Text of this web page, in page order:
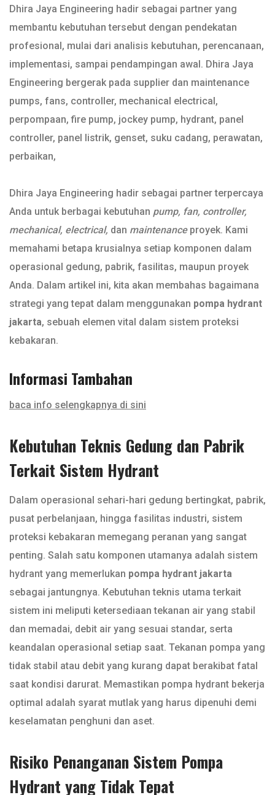
Dhira Jaya Engineering hadir sebagai partner yang
membantu kebutuhan tersebut dengan pendekatan
profesional, mulai dari analisis kebutuhan, perencanaan,
implementasi, sampai pendampingan awal. Dhira Jaya
Engineering bergerak pada supplier dan maintenance
pumps, fans, controller, mechanical electrical,
perpompaan, fire pump, jockey pump, hydrant, panel
controller, panel listrik, genset, suku cadang, perawatan,
perbaikan,
Dhira Jaya Engineering hadir sebagai partner terpercaya
Anda untuk berbagai kebutuhan pump, fan, controller,
mechanical, electrical, dan maintenance proyek. Kami
memahami betapa krusialnya setiap komponen dalam
operasional gedung, pabrik, fasilitas, maupun proyek
Anda. Dalam artikel ini, kita akan membahas bagaimana
strategi yang tepat dalam menggunakan pompa hydrant
jakarta, sebuah elemen vital dalam sistem proteksi
kebakaran.
Informasi Tambahan
baca info selengkapnya di sini
Kebutuhan Teknis Gedung dan Pabrik
Terkait Sistem Hydrant
Dalam operasional sehari-hari gedung bertingkat, pabrik,
pusat perbelanjaan, hingga fasilitas industri, sistem
proteksi kebakaran memegang peranan yang sangat
penting. Salah satu komponen utamanya adalah sistem
hydrant yang memerlukan pompa hydrant jakarta
sebagai jantungnya. Kebutuhan teknis utama terkait
sistem ini meliputi ketersediaan tekanan air yang stabil
dan memadai, debit air yang sesuai standar, serta
keandalan operasional setiap saat. Tekanan pompa yang
tidak stabil atau debit yang kurang dapat berakibat fatal
saat kondisi darurat. Memastikan pompa hydrant bekerja
optimal adalah syarat mutlak yang harus dipenuhi demi
keselamatan penghuni dan aset.
Risiko Penanganan Sistem Pompa
Hydrant yang Tidak Tepat